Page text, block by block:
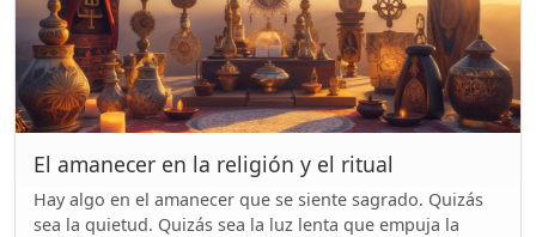
El amanecer en la religión y el ritual
Hay algo en el amanecer que se siente sagrado. Quizás
sea la quietud. Quizás sea la luz lenta que empuja la